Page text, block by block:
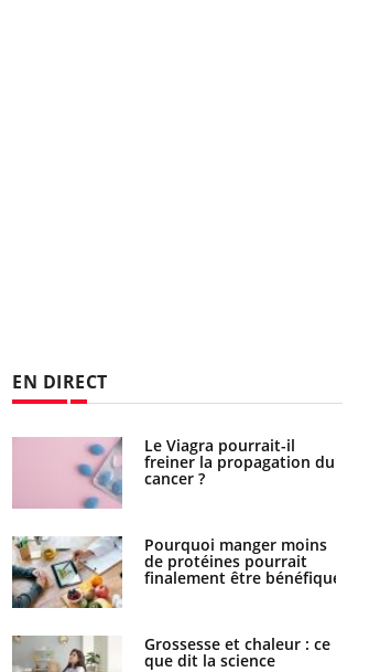
EN DIRECT
Le Viagra pourrait-il
freiner la propagation du
cancer ?
Pourquoi manger moins
de protéines pourrait
finalement être bénéfique
Grossesse et chaleur : ce
que dit la science